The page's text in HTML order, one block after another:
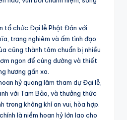
tổ chức Đại lễ Phật Đản với
trang nghiêm và ấm tình đạo
cũng thành tâm chuẩn bị nhiều
ngon để cúng dường và thiết
hương gần xa.
hỷ quang lâm tham dự Đại lễ,
với Tam Bảo, và thưởng thức
trong không khí an vui, hòa hợp.
là niềm hoan hỷ lớn lao cho